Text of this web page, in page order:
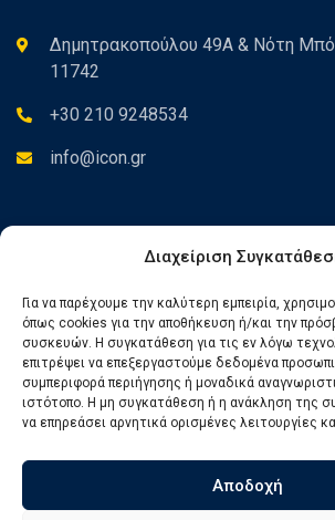
Διαχείριση
Για να παρέχουμε την καλύτερη εμπειρία,
όπως cookies για την αποθήκευση ή/και την
συσκευών. Η συγκατάθεση για τις εν λόγω
επιτρέψει να επεξεργαστούμε δεδομένα
συμπεριφορά περιήγησης ή μοναδικά
ιστότοπο. Η μη συγκατάθεση ή η ανάκληση της
να επηρεάσει αρνητικά ορισμένες λειτουργίες
Αποδοχή
Δημητρακοπούλου 49Α & Νότη
11742
+30 210 9248534
info@icon.gr
Εγγραφείτε στο Newsletter για να
μας.